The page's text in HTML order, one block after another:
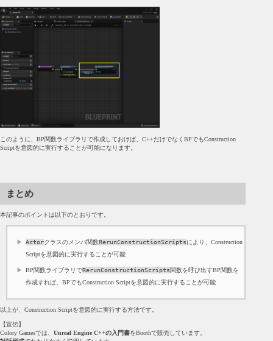
このように、BP関数ライブラリで作成しておけば、C++だけでなくBPでもConstruction
Scriptを意図的に実行することが可能になります。
まとめ
本記事のポイントは以下のとおりです。
Actorクラスのメンバ関数RerunConstructionScriptsにより、Construction
Scriptを意図的に実行することが可能
BP関数ライブラリでRerunConstructionScripts関数を呼び出すBP関数を
作成すれば、BPでもConstruction Scriptを意図的に実行することが可能
以上が、Construction Scriptを意図的に実行する方法です。
【宣伝】
Colory Gamesでは、 Unreal Engine C++の入門書をBoothで販売しています。